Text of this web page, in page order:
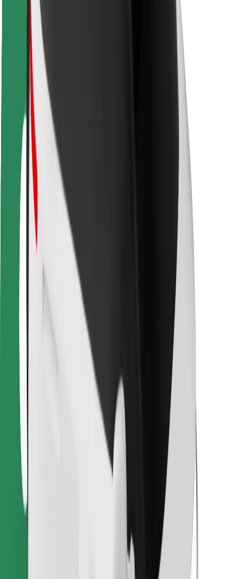
Safety Lab
Ciudades
Dónde estamos
Soluciones para las ciudades
Aeropuertos
Estaciones de carga de Bolt
Soporte
Para usuarios
Para conductores
Para repartidores
Bolt Food
Para propietarios de flota
Para restaurantes
Bolt para empresas
Términos y Condiciones
¡Conseguí un viaje en minutos!
Descargar la app de Bolt
Encontrá tu comida favorita
Descargar la app de Bolt Food